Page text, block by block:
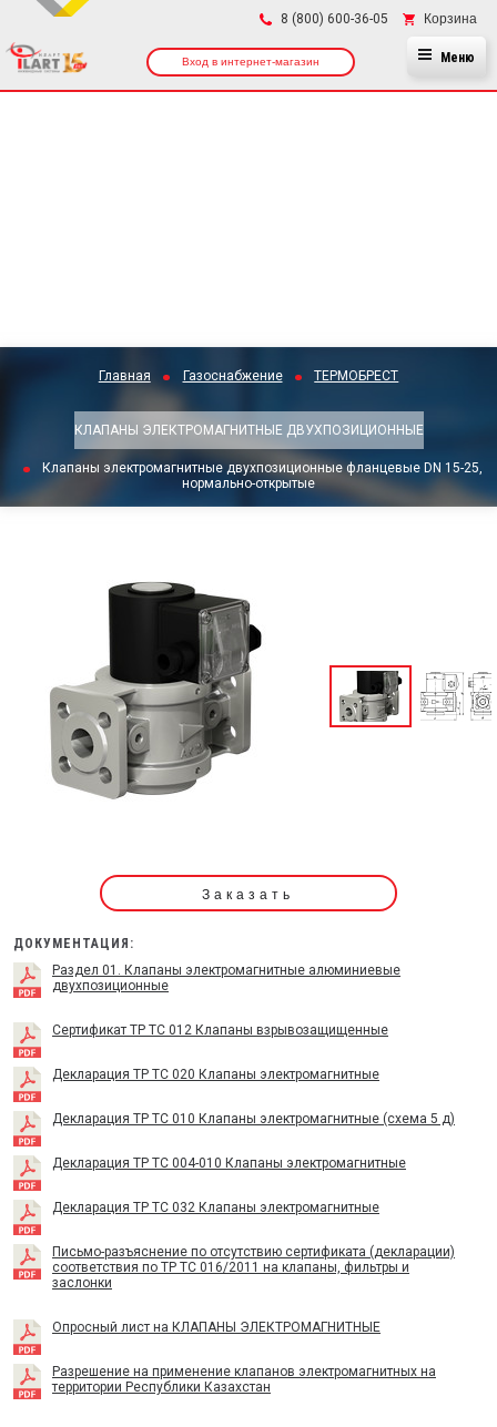
8 (800) 600-36-05 Корзина
Вход в интернет-магазин Меню
Главная Газоснабжение ТЕРМОБРЕСТ
КЛАПАНЫ ЭЛЕКТРОМАГНИТНЫЕ ДВУХПОЗИЦИОННЫЕ
Клапаны электромагнитные двухпозиционные фланцевые DN 15-25,
нормально-открытые
Заказать
ДОКУМЕНТАЦИЯ:
Раздел 01. Клапаны электромагнитные алюминиевые
двухпозиционные
Сертификат TP TC 012 Клапаны взрывозащищенные
Декларация ТР ТС 020 Клапаны электромагнитные
Декларация ТР ТС 010 Клапаны электромагнитные (схема 5 д)
Декларация ТР ТС 004-010 Клапаны электромагнитные
Декларация ТР ТС 032 Клапаны электромагнитные
Письмо-разъяснение по отсутствию сертификата (декларации)
соответствия по ТР ТС 016/2011 на клапаны, фильтры и
заслонки
Опросный лист на КЛАПАНЫ ЭЛЕКТРОМАГНИТНЫЕ
Разрешение на применение клапанов электромагнитных на
территории Республики Казахстан
×